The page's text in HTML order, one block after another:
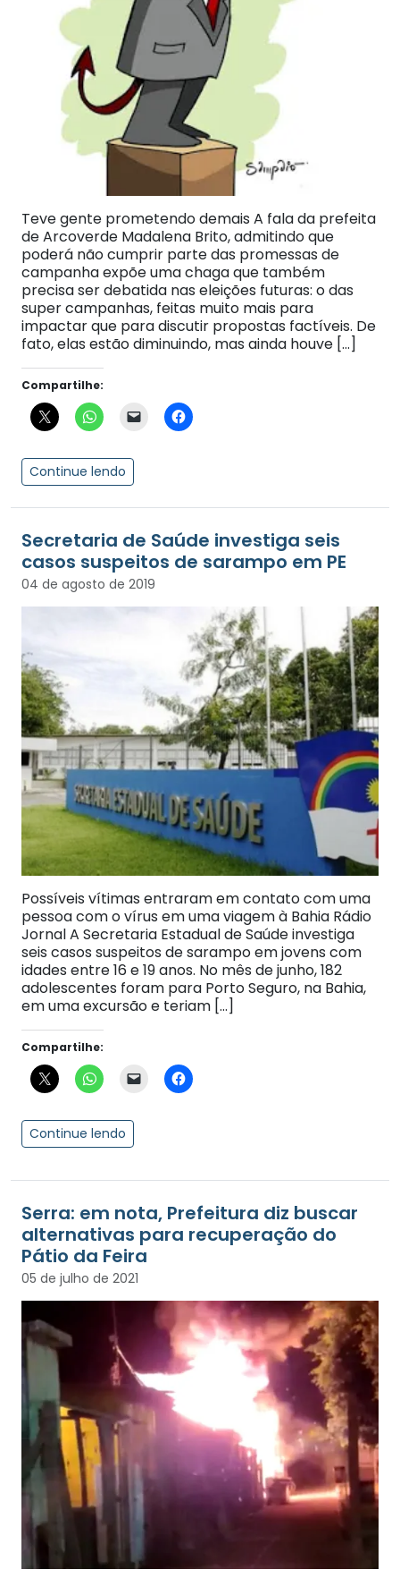
Teve gente prometendo demais A fala da prefeita
de Arcoverde Madalena Brito, admitindo que
poderá não cumprir parte das promessas de
campanha expõe uma chaga que também
precisa ser debatida nas eleições futuras: o das
super campanhas, feitas muito mais para
impactar que para discutir propostas factíveis. De
fato, elas estão diminuindo, mas ainda houve […]
Compartilhe:
Continue lendo
Secretaria de Saúde investiga seis
casos suspeitos de sarampo em PE
04 de agosto de 2019
Possíveis vítimas entraram em contato com uma
pessoa com o vírus em uma viagem à Bahia Rádio
Jornal A Secretaria Estadual de Saúde investiga
seis casos suspeitos de sarampo em jovens com
idades entre 16 e 19 anos. No mês de junho, 182
adolescentes foram para Porto Seguro, na Bahia,
em uma excursão e teriam […]
Compartilhe:
Continue lendo
Serra: em nota, Prefeitura diz buscar
alternativas para recuperação do
Pátio da Feira
05 de julho de 2021